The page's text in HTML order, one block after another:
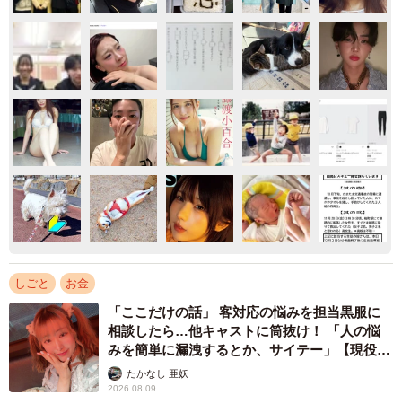
しごと お金
「ここだけの話」 客対応の悩みを担当黒服に
相談したら…他キャストに筒抜け！ 「人の悩
みを簡単に漏洩するとか、サイテー」【現役キ
ャストに取材】
たかなし 亜妖
2026.08.09